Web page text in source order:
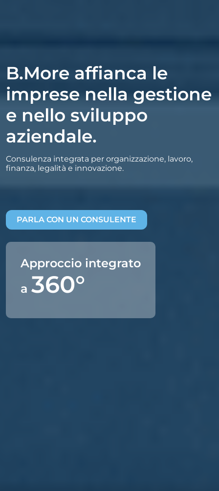
B.More affianca le
imprese nella gestione
e nello sviluppo
aziendale.
Consulenza integrata per organizzazione, lavoro,
finanza, legalità e innovazione.
PARLA CON UN CONSULENTE
Approccio integrato
a 360°